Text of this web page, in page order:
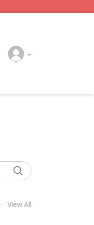
CHERCHER
View All